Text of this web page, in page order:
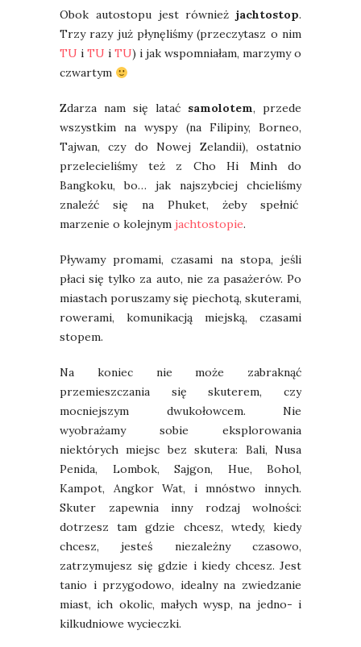
Obok autostopu jest również jachtostop.
Trzy razy już płynęliśmy (przeczytasz o nim
TU i TU i TU) i jak wspomniałam, marzymy o
czwartym
Zdarza nam się latać samolotem, przede
wszystkim na wyspy (na Filipiny, Borneo,
Tajwan, czy do Nowej Zelandii), ostatnio
przelecieliśmy też z Cho Hi Minh do
Bangkoku, bo… jak najszybciej chcieliśmy
znaleźć się na Phuket, żeby spełnić
marzenie o kolejnym jachtostopie.
Pływamy promami, czasami na stopa, jeśli
płaci się tylko za auto, nie za pasażerów. Po
miastach poruszamy się piechotą, skuterami,
rowerami, komunikacją miejską, czasami
stopem.
Na koniec nie może zabraknąć
przemieszczania się skuterem, czy
mocniejszym dwukołowcem. Nie
wyobrażamy sobie eksplorowania
niektórych miejsc bez skutera: Bali, Nusa
Penida, Lombok, Sajgon, Hue, Bohol,
Kampot, Angkor Wat, i mnóstwo innych.
Skuter zapewnia inny rodzaj wolności:
dotrzesz tam gdzie chcesz, wtedy, kiedy
chcesz, jesteś niezależny czasowo,
zatrzymujesz się gdzie i kiedy chcesz. Jest
tanio i przygodowo, idealny na zwiedzanie
miast, ich okolic, małych wysp, na jedno- i
kilkudniowe wycieczki.